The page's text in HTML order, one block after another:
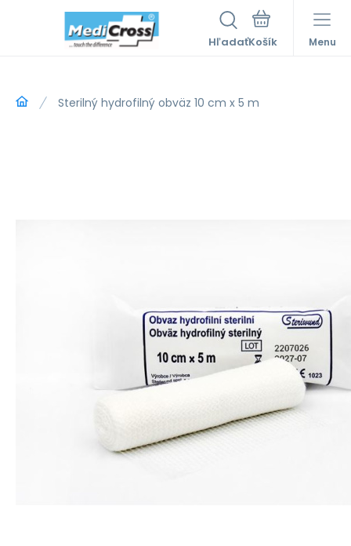
Hľadať Menu
Sterilný hydrofilný obväz 10 cm x 5 m